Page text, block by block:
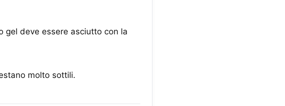
gel deve essere asciutto con la
molto sottili.